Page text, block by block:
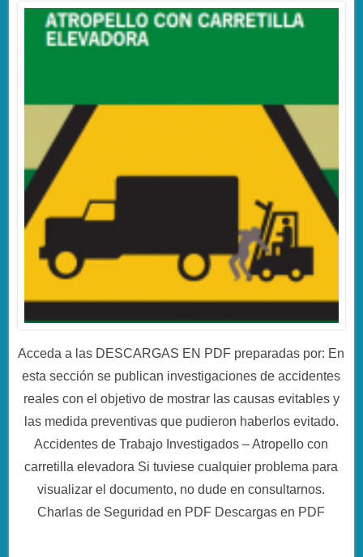
Acceda a las DESCARGAS EN PDF preparadas por: En
esta sección se publican investigaciones de accidentes
reales con el objetivo de mostrar las causas evitables y
las medida preventivas que pudieron haberlos evitado.
Accidentes de Trabajo Investigados – Atropello con
carretilla elevadora Si tuviese cualquier problema para
visualizar el documento, no dude en consultarnos.
Charlas de Seguridad en PDF Descargas en PDF